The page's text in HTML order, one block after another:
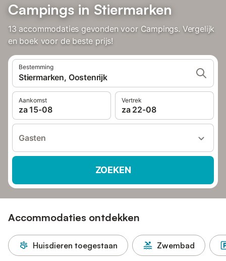
Campings in Stiermarken
13 accommodaties gevonden voor Campings. Vergelijk
en boek voor de beste prijs!
Bestemming
Stiermarken, Oostenrijk
Aankomst
za 15-08
Vertrek
za 22-08
Gasten
ZOEKEN
Accommodaties ontdekken
Huisdieren toegestaan Zwembad